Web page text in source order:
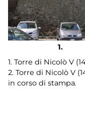
1. Torre di Nicolò V
2. Torre di Nicolò V
in corso di stampa.